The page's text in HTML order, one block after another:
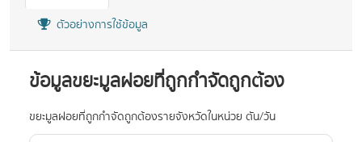
ตัวอย่างการใช้ข้อมูล
ข้อมูลขยะมูลฝอยที่ถูกกำจัดถูกต้อง
ขยะมูลฝอยที่ถูกกำจัดถูกต้องรายจังหวัดในหน่วย ตัน/วัน